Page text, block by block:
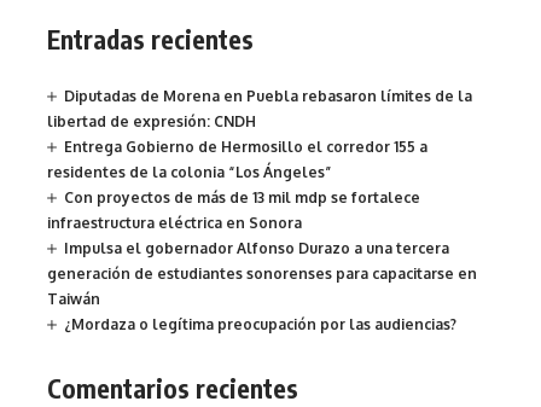
Entradas recientes
Diputadas de Morena en Puebla rebasaron límites de la
libertad de expresión: CNDH
Entrega Gobierno de Hermosillo el corredor 155 a
residentes de la colonia “Los Ángeles”
Con proyectos de más de 13 mil mdp se fortalece
infraestructura eléctrica en Sonora
Impulsa el gobernador Alfonso Durazo a una tercera
generación de estudiantes sonorenses para capacitarse en
Taiwán
¿Mordaza o legítima preocupación por las audiencias?
Comentarios recientes